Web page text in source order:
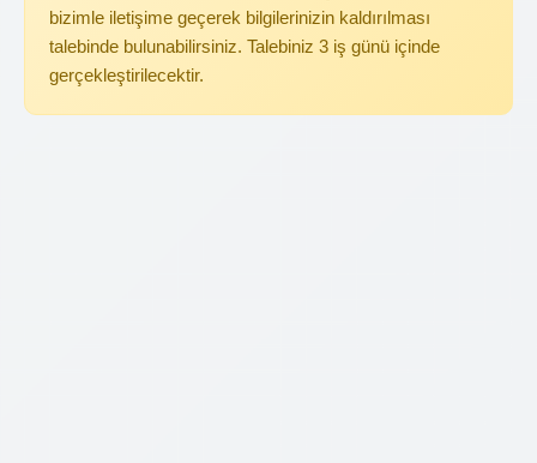
bizimle iletişime geçerek bilgilerinizin kaldırılması
talebinde bulunabilirsiniz. Talebiniz 3 iş günü içinde
gerçekleştirilecektir.